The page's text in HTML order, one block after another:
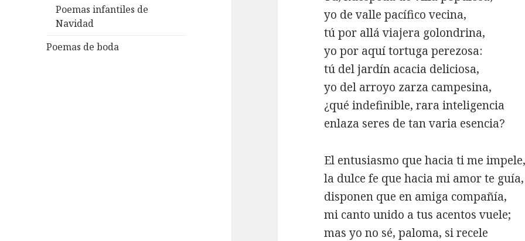
Poemas infantiles de
Navidad
Poemas de boda
yo de valle pacífico vecina,
tú por allá viajera golondrina,
yo por aquí tortuga perezosa:
tú del jardín acacia deliciosa,
yo del arroyo zarza campesina,
¿qué indefinible, rara inteligencia
enlaza seres de tan varia esencia?
El entusiasmo que hacia ti me
la dulce fe que hacia mi amor te guía,
disponen que en amiga compañía,
mi canto unido a tus acentos vuele;
mas yo no sé, paloma, si recele